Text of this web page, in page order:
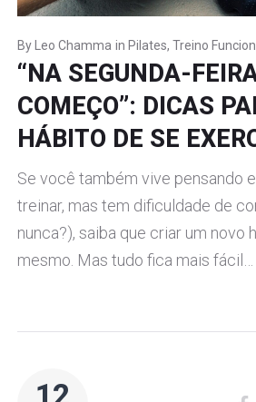
By Leo Chamma in Pilates,Treino
“NA SEGUNDA-
COMEÇO”: DICAS
HÁBITO DE SE
Se você também vive pensando
treinar, mas tem dificuldade de
nunca?), saiba que criar um novo
mesmo. Mas tudo fica mais fácil…